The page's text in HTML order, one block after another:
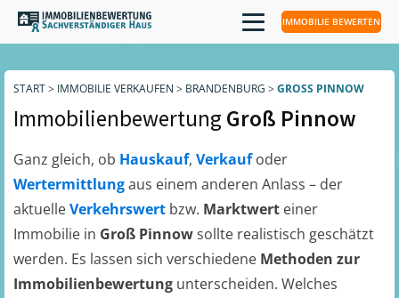
IMMOBILIE BEWERTEN
START> IMMOBILIE VERKAUFEN > BRANDENBURG > GROSS PINNOW
ImmobilienbewertungGroß Pinnow
Ganz gleich, ob Hauskauf, Verkaufoder
Wertermittlungaus einem anderen Anlass – der
aktuelleVerkehrswert bzw. Marktwert einer
Immobilie in Groß Pinnowsollte realistisch geschätzt
werden. Es lassen sich verschiedene Methoden zur
Immobilienbewertung unterscheiden. Welches